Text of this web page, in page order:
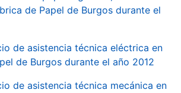
de Papel de Burgos durante el
de asistencia técnica eléctrica en
de Burgos durante el año 2012
de asistencia técnica mecánica en